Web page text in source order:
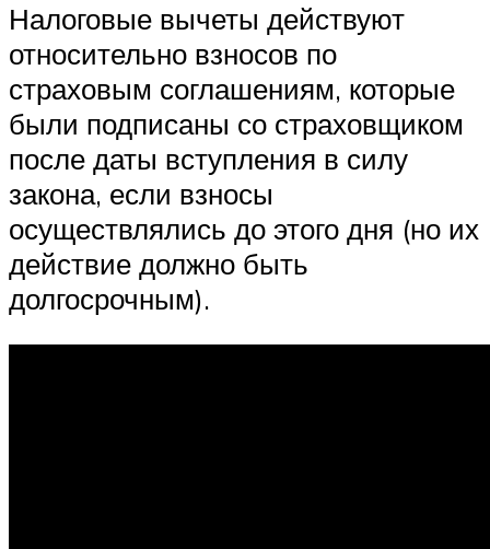
Налоговые вычеты действуют
относительно взносов по
страховым соглашениям, которые
были подписаны со страховщиком
после даты вступления в силу
закона, если взносы
осуществлялись до этого дня (но их
действие должно быть
долгосрочным).